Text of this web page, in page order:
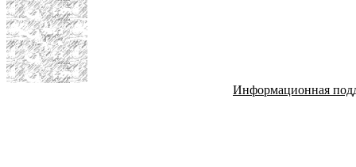
Информационная